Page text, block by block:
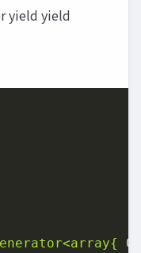
yield yield
0: